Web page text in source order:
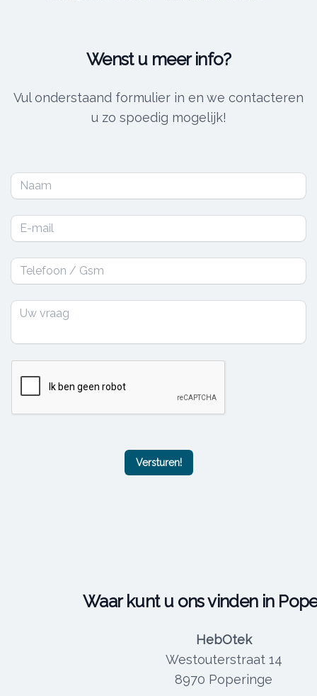
Wenst u meer info?
Vul onderstaand formulier in en we contacteren
u zo spoedig mogelijk!
Versturen!
Waar kunt u ons vinden in
HebOtek
Westouterstraat 14
8970 Poperinge